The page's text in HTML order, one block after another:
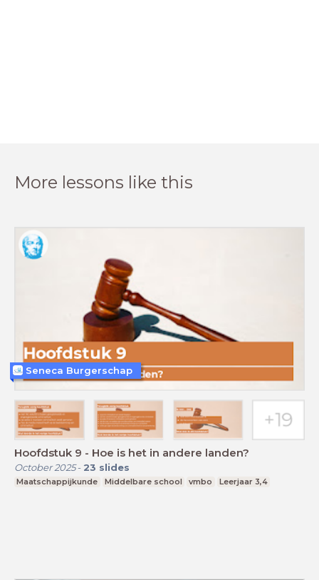
More lessons like this
Hoofdstuk 9 - Hoe is het in andere landen?
October 2025- 23 slides
Maatschappijkunde Middelbare school vmbo Leerjaar 3,4
Seneca Burgerschap